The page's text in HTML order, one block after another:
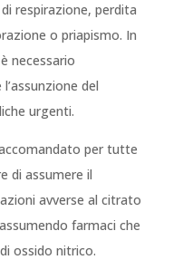
respirazione, perdita
o priapismo. In
necessario
del
urgenti.
per tutte
di assumere il
avverse al citrato
farmaci che
ossido nitrico.